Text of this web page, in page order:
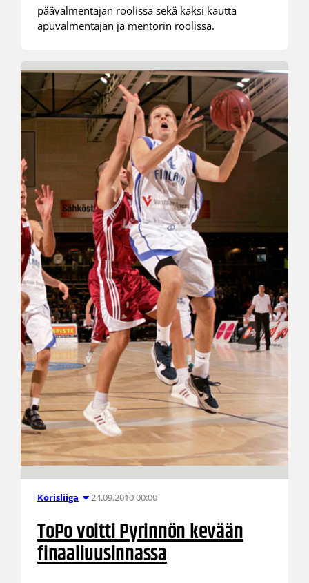
päävalmentajan roolissa sekä kaksi kautta
apuvalmentajan ja mentorin roolissa.
Korisliiga 24.09.2010 00:00
ToPo voitti Pyrinnön kevään
finaaliuusinnassa